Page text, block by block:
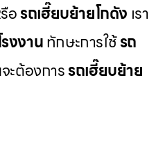
อรถเฮี๊ยบย้ายโกดัง เรา
งงานทักษะการใช้รถ
ะต้องการรถเฮี๊ยบย้าย